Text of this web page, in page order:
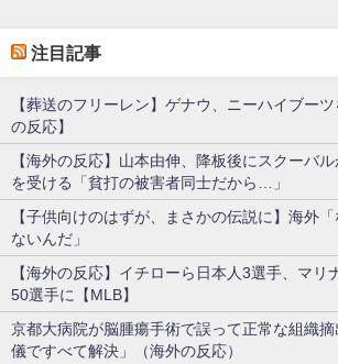
注目記事
【葬送のフリーレン】ゲナウ、ニーハイブー
の反応】
【海外の反応】山本由伸、降板後にスクーバ
を受ける「貧打の被害者同士だから…」
【子供向けのはずが、まさかの伝説に】海外
ないんだ」
【海外の反応】イチローら日本人3選手、マリ
50選手に【MLB】
京都大病院が脳腫瘍手術で誤って正常な組織
儀ですべて解決」（海外の反応）